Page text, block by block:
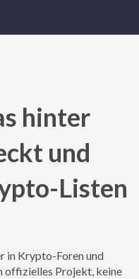
hinter
und
Listen
in Krypto-Foren und
offizielles Projekt, keine